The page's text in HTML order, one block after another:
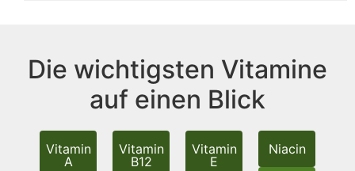
Die wichtigsten Vitamine
auf einen Blick
Vitamin
A
Vitamin
B12
Vitamin
E
Niacin